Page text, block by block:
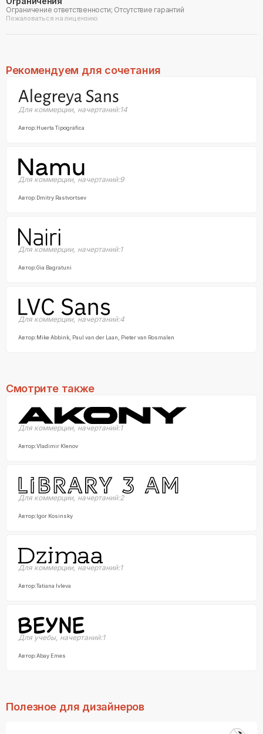
Ограничение ответственности; Отсутствие гарантий
Пожаловаться на лицензию
Рекомендуем для сочетания
Для коммерции, начертаний:14
Автор:Huerta Tipográfica
Для коммерции, начертаний:9
Автор:Dmitry Rastvortsev
Для коммерции, начертаний:1
Автор:Gia Bagratuni
Для коммерции, начертаний:4
Автор:Mike Abbink, Paul van der Laan, Pieter van Rosmalen
Смотрите также
Для коммерции, начертаний:1
Автор:Vladimir Klenov
Для коммерции, начертаний:2
Автор:Igor Kosinsky
Для коммерции, начертаний:1
Автор:Tatiana Ivleva
Для учебы, начертаний:1
Автор:Abay Emes
Полезное для дизайнеров